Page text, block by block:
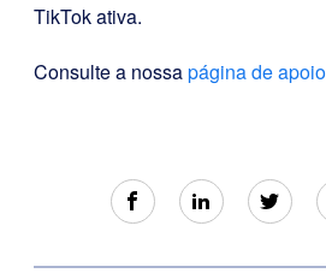
TikTok ativa.
Consulte a nossapágina de apoio